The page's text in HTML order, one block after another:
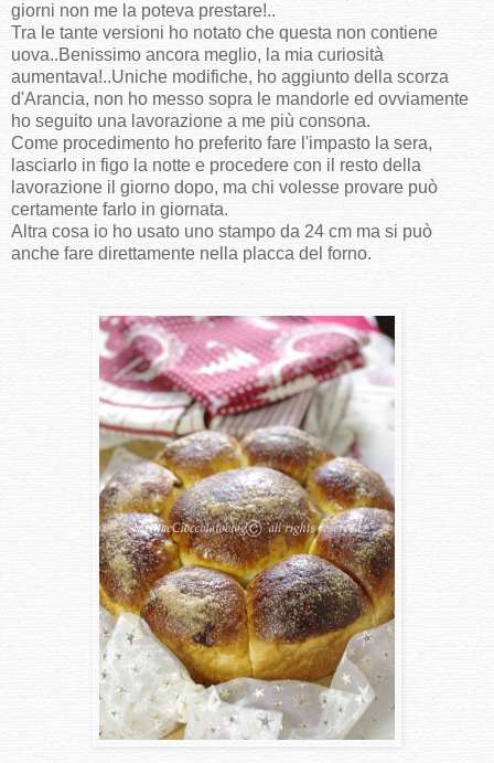
giorni non me la poteva prestare!..
Tra le tante versioni ho notato che questa non contiene
uova..Benissimo ancora meglio, la mia curiosità
aumentava!..Uniche modifiche, ho aggiunto della scorza
d'Arancia, non ho messo sopra le mandorle ed ovviamente
ho seguito una lavorazione a me più consona.
Come procedimento ho preferito fare l'impasto la sera,
lasciarlo in figo la notte e procedere con il resto della
lavorazione il giorno dopo, ma chi volesse provare può
certamente farlo in giornata.
Altra cosa io ho usato uno stampo da 24 cm ma si può
anche fare direttamente nella placca del forno.